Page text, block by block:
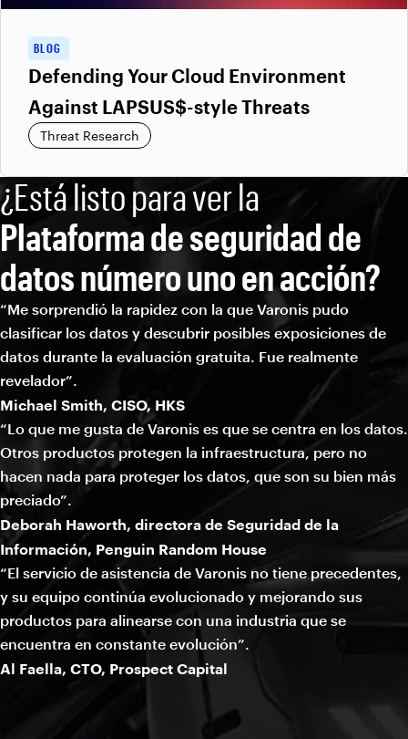
BLOG
Defending Your Cloud Environment
Against LAPSUS$-style Threats
Threat Research
¿Está listo para ver la
Plataforma de seguridad de
datos número uno en acción?
“Me sorprendió la rapidez con la que Varonis pudo
clasificar los datos y descubrir posibles exposiciones de
datos durante la evaluación gratuita. Fue realmente
revelador”.
Michael Smith, CISO, HKS
“Lo que me gusta de Varonis es que se centra en los datos.
Otros productos protegen la infraestructura, pero no
hacen nada para proteger los datos, que son su bien más
preciado”.
Deborah Haworth, directora de Seguridad de la
Información, Penguin Random House
“El servicio de asistencia de Varonis no tiene precedentes,
y su equipo continúa evolucionado y mejorando sus
productos para alinearse con una industria que se
encuentra en constante evolución”.
Al Faella, CTO, Prospect Capital